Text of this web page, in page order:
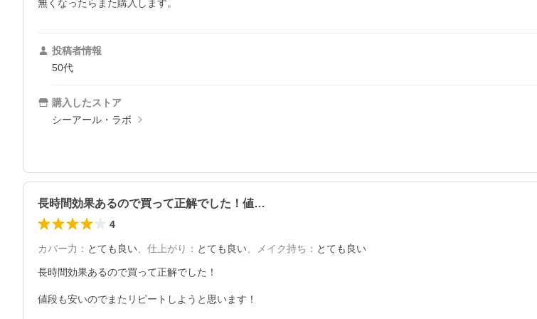
無くなったらまた購入します。
投稿者情報
50代
購入したストア
シーアール・ラボ
長時間効果あるので買って正解でした！値…
4
カバー力 ： とても良い、 仕上がり ： とても良い、 メイク持ち ： とても良い
長時間効果あるので買って正解でした！
値段も安いのでまたリピートしようと思います！